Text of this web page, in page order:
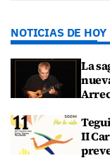
NOTICIAS DE HOY
La
II